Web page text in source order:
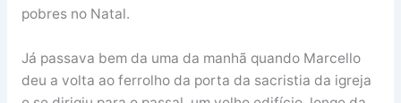
pobres no Natal.
Já passava bem da uma da manhã quando Marcello
deu a volta ao ferrolho da porta da sacristia da igreja